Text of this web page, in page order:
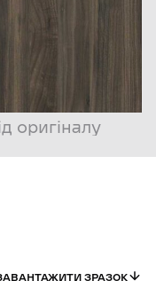
оригіналу
ЗРАЗОК